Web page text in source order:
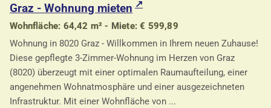
Graz - Wohnung mieten
Wohnfläche: 64,42 m² - Miete: € 599,89
Wohnung in 8020 Graz - Willkommen in Ihrem neuen Zuhause!
Diese gepflegte 3-Zimmer-Wohnung im Herzen von Graz
(8020) überzeugt mit einer optimalen Raumaufteilung, einer
angenehmen Wohnatmosphäre und einer ausgezeichneten
Infrastruktur. Mit einer Wohnfläche von ...